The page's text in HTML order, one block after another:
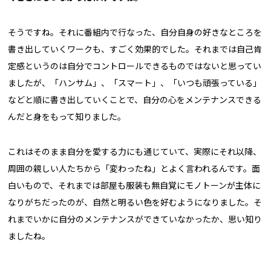
そうですね。それに番組内で行なった、自分自身の好きなところを
書き出していくワークも、すごく効果的でした。それまでは自己肯
定感というのは自分でコントロールできるものではないと思ってい
ましたが、「ハンサム」、「スマート」、「いつも頑張っている」
などと順に書き出していくことで、自分の心をメンテナンスできる
んだと身をもって知りました。
これはそのまま自分を愛する力にも通じていて、実際にそれ以降、
周囲の親しい人たちから「変わったね」とよく言われるんです。面
白いもので、それまでは部屋も服装も無自覚にモノトーンが主体に
なりがちだったのが、自然と明るい色を好むようになりました。そ
れまでいかに自分のメンテナンスができていなかったか、思い知り
ましたね。